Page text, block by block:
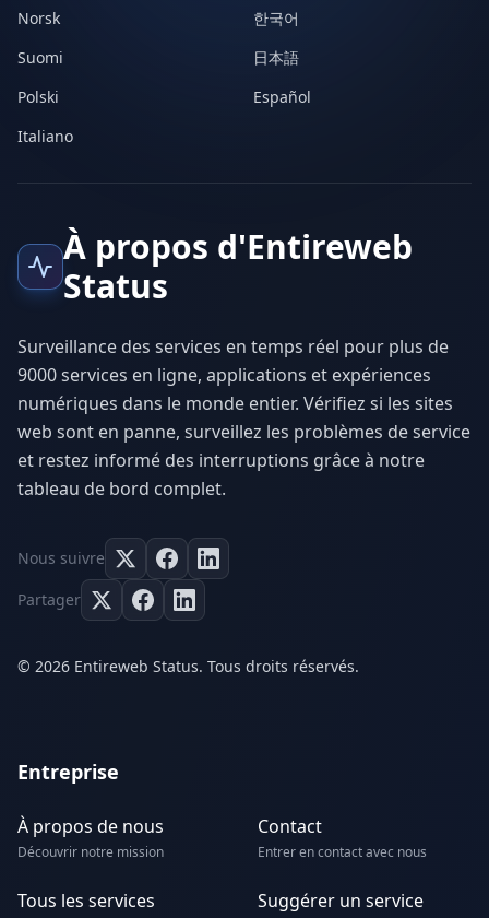
Norsk
한국어
Suomi
日本語
Polski
Español
Italiano
À propos d'Entireweb
Status
Surveillance des services en temps réel pour plus de
9000 services en ligne, applications et expériences
numériques dans le monde entier. Vérifiez si les sites
web sont en panne, surveillez les problèmes de service
et restez informé des interruptions grâce à notre
tableau de bord complet.
Nous suivre
Partager
© 2026 Entireweb Status. Tous droits réservés.
Entreprise
À propos de nous
Découvrir notre mission
Contact
Entrer en contact avec nous
Tous les services Suggérer un service